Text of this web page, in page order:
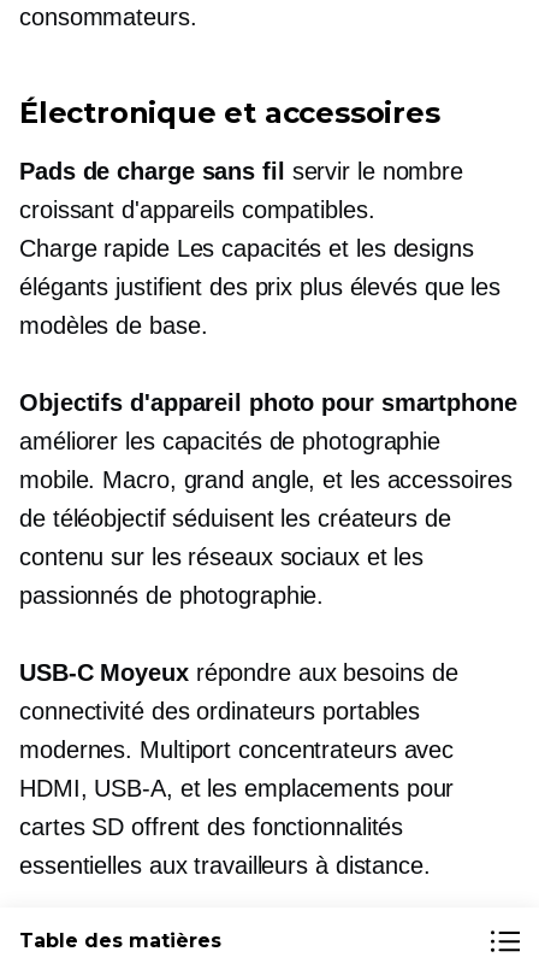
consommateurs.
Électronique et accessoires
Pads de charge sans fil servir le nombre
croissant d'appareils compatibles.
Charge rapideLes capacités et les designs
élégants justifient des prix plus élevés que les
modèles de base.
Objectifs d'appareil photo pour smartphone
améliorer les capacités de photographie
mobile. Macro, grand angle, et les accessoires
de téléobjectif séduisent les créateurs de
contenu sur les réseaux sociaux et les
passionnés de photographie.
USB-CMoyeuxrépondre aux besoins de
connectivité des ordinateurs portables
modernes. Multiport concentrateurs avec
HDMI, USB-A, et les emplacements pour
cartes SD offrent des fonctionnalités
essentielles aux travailleurs à distance.
Accessoires de jeu
Profitez de la croissance
Table des matières